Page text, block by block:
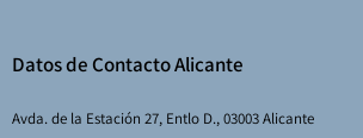
Datos de Contacto Alicante
Avda. de la Estación 27, Entlo D., 03003 Alicante